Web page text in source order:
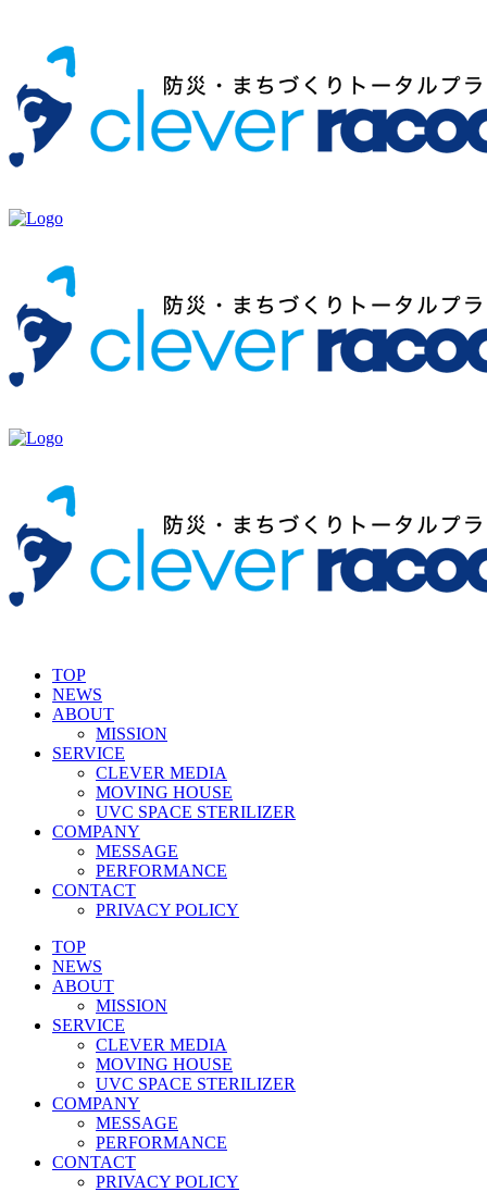
TOP
NEWS
ABOUT
MISSION
SERVICE
CLEVER MEDIA
MOVING HOUSE
UVC SPACE STERILIZER
COMPANY
MESSAGE
PERFORMANCE
CONTACT
PRIVACY POLICY
TOP
NEWS
ABOUT
MISSION
SERVICE
CLEVER MEDIA
MOVING HOUSE
UVC SPACE STERILIZER
COMPANY
MESSAGE
PERFORMANCE
CONTACT
PRIVACY POLICY